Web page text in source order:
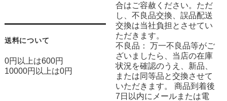
送料について
0円以上は600円
10000円以上は0円
合はご容赦ください。ただ
し、不良品交換、誤品配送
交換は当社負担とさせてい
ただきます。
不良品： 万一不良品等がご
ざいましたら、当店の在庫
状況を確認のうえ、新品、
または同等品と交換させて
いただきます。 商品到着後
7日以内にメールまたは電